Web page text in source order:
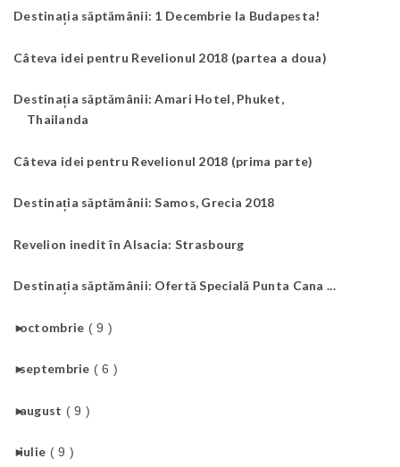
Destinația săptămânii: 1 Decembrie la Budapesta!
Câteva idei pentru Revelionul 2018 (partea a doua)
Destinația săptămânii: Amari Hotel, Phuket,
Thailanda
Câteva idei pentru Revelionul 2018 (prima parte)
Destinația săptămânii: Samos, Grecia 2018
Revelion inedit în Alsacia: Strasbourg
Destinația săptămânii: Ofertă Specială Punta Cana ...
►
octombrie ( 9 )
►
septembrie ( 6 )
►
august ( 9 )
►
iulie ( 9 )